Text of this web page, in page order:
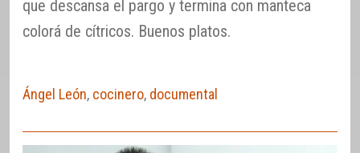
que descansa el pargo y termina con manteca
colorá de cítricos. Buenos platos.
Ángel León, cocinero, documental